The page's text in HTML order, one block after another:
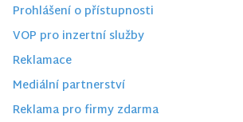
Prohlášení o přístupnosti
VOP pro inzertní služby
Reklamace
Mediální partnerství
Reklama pro firmy zdarma